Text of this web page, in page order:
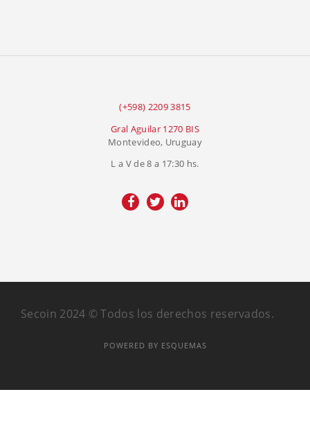
(+598) 2209 3815
Gral Aguilar 1270 BIS
Montevideo, Uruguay
L a V de 8 a 17:30 hs.
Secoin 2024 © Todos los derechos reservados.
POWERED BY ESQUEMAS